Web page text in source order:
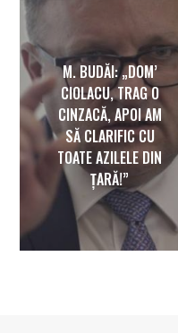
M. BUDĂI: „DOM’
CIOLACU, TRAG O
CINZACĂ, APOI AM
SĂ CLARIFIC CU
TOATE AZILELE DIN
ȚARĂ!”